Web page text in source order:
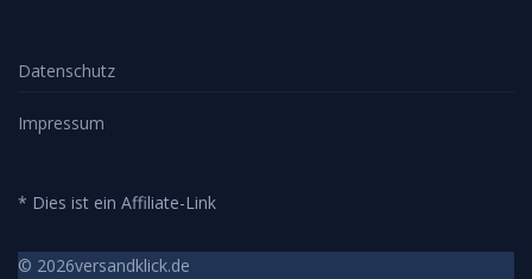
Datenschutz
Impressum
* Dies ist ein Affiliate-Link
© 2026versandklick.de